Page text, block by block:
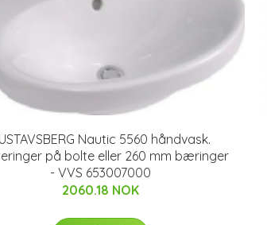
Nautic 5560 håndvask.
på bolte eller 260 mm bæringer
- VVS 653007000
2060.18 NOK